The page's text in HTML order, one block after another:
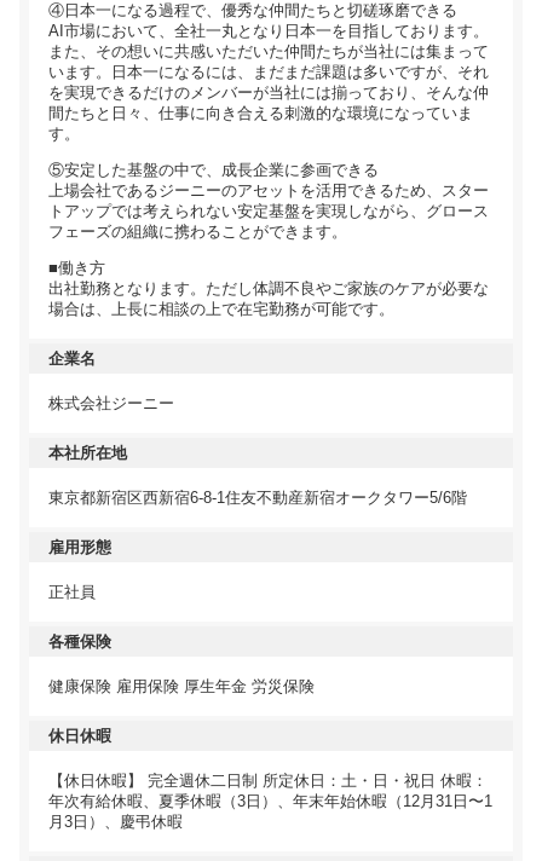
④日本一になる過程で、優秀な仲間たちと切磋琢磨できる
AI市場において、全社一丸となり日本一を目指しております。
また、その想いに共感いただいた仲間たちが当社には集まって
います。日本一になるには、まだまだ課題は多いですが、それ
を実現できるだけのメンバーが当社には揃っており、そんな仲
間たちと日々、仕事に向き合える刺激的な環境になっていま
す。
⑤安定した基盤の中で、成長企業に参画できる
上場会社であるジーニーのアセットを活用できるため、スター
トアップでは考えられない安定基盤を実現しながら、グロース
フェーズの組織に携わることができます。
■働き方
出社勤務となります。ただし体調不良やご家族のケアが必要な
場合は、上長に相談の上で在宅勤務が可能です。
企業名
株式会社ジーニー
本社所在地
東京都新宿区西新宿6-8-1住友不動産新宿オークタワー5/6階
雇用形態
正社員
各種保険
健康保険 雇用保険 厚生年金 労災保険
休日休暇
【休日休暇】 完全週休二日制 所定休日：土・日・祝日 休暇：
年次有給休暇、夏季休暇（3日）、年末年始休暇（12月31日〜1
月3日）、慶弔休暇